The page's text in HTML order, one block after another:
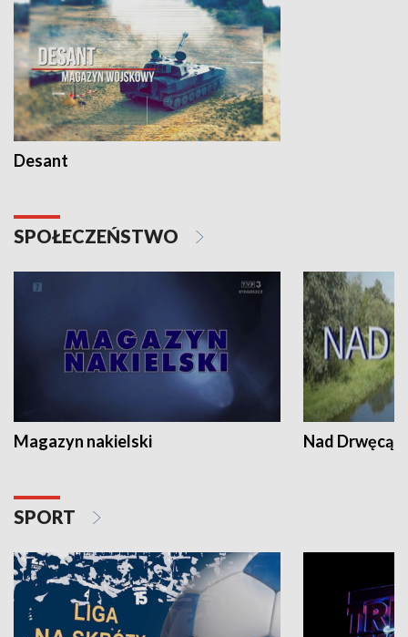
Desant
SPOŁECZEŃSTWO
Magazyn nakielski Nad Drwęcą
SPORT